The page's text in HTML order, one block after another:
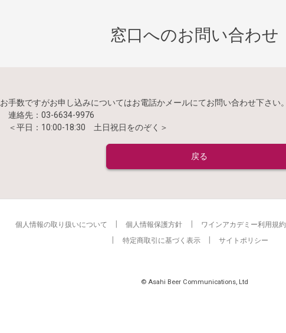
窓口へのお問い合わせ
お手数ですがお申し込みについてはお電話かメールにてお問い合わせ下さい。
連絡先：03-6634-9976
＜平日：10:00-18:30 土日祝日をのぞく＞
戻る
個人情報の取り扱いについて 個人情報保護方針 ワインアカデミー利用規約
特定商取引に基づく表示
サイトポリシー
© Asahi Beer Communications, Ltd